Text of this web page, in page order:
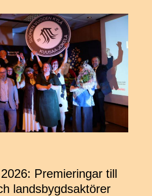
Premieringar till
landsbygdsaktörer